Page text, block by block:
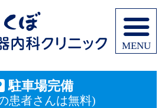
駐車場完備
患者さんは無料)